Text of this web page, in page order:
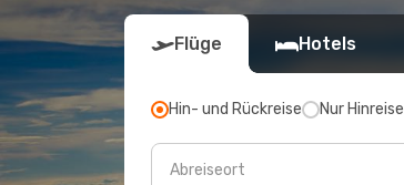
Flüge Hotels
Hin- und Rückreise Nur Hinreise
Abreiseort